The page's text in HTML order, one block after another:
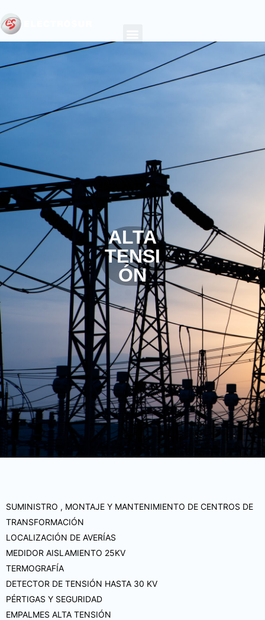
ALTA
TENSI
ÓN
SUMINISTRO , MONTAJE Y MANTENIMIENTO DE CENTROS DE
TRANSFORMACIÓN
LOCALIZACIÓN DE AVERÍAS
MEDIDOR AISLAMIENTO 25KV
TERMOGRAFÍA
DETECTOR DE TENSIÓN HASTA 30 KV
PÉRTIGAS Y SEGURIDAD
EMPALMES ALTA TENSIÓN